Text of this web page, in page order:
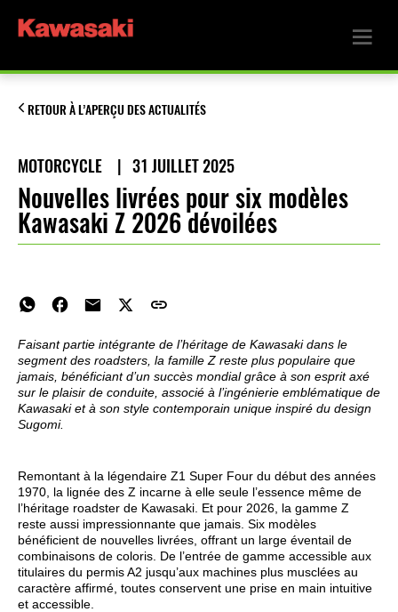
RETOUR À L’APERÇU DES ACTUALITÉS
MOTORCYCLE | 31 JUILLET 2025
Nouvelles livrées pour six modèles
Kawasaki Z 2026 dévoilées
Faisant partie intégrante de l’héritage de Kawasaki dans le
segment des roadsters, la famille Z reste plus populaire que
jamais, bénéficiant d’un succès mondial grâce à son esprit axé
sur le plaisir de conduite, associé à l’ingénierie emblématique de
Kawasaki et à son style contemporain unique inspiré du design
Sugomi.
Remontant à la légendaire Z1 Super Four du début des années
1970, la lignée des Z incarne à elle seule l’essence même de
l’héritage roadster de Kawasaki. Et pour 2026, la gamme Z
reste aussi impressionnante que jamais. Six modèles
bénéficient de nouvelles livrées, offrant un large éventail de
combinaisons de coloris. De l’entrée de gamme accessible aux
titulaires du permis A2 jusqu’aux machines plus musclées au
caractère affirmé, toutes conservent une prise en main intuitive
et accessible.